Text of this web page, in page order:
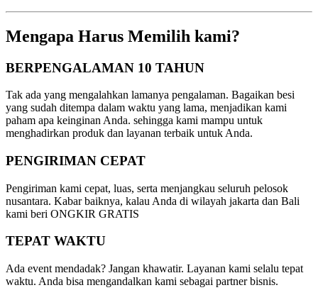
Mengapa Harus Memilih kami?
BERPENGALAMAN 10 TAHUN
Tak ada yang mengalahkan lamanya pengalaman. Bagaikan besi
yang sudah ditempa dalam waktu yang lama, menjadikan kami
paham apa keinginan Anda. sehingga kami mampu untuk
menghadirkan produk dan layanan terbaik untuk Anda.
PENGIRIMAN CEPAT
Pengiriman kami cepat, luas, serta menjangkau seluruh pelosok
nusantara. Kabar baiknya, kalau Anda di wilayah jakarta dan Bali
kami beri ONGKIR GRATIS
TEPAT WAKTU
Ada event mendadak? Jangan khawatir. Layanan kami selalu tepat
waktu. Anda bisa mengandalkan kami sebagai partner bisnis.